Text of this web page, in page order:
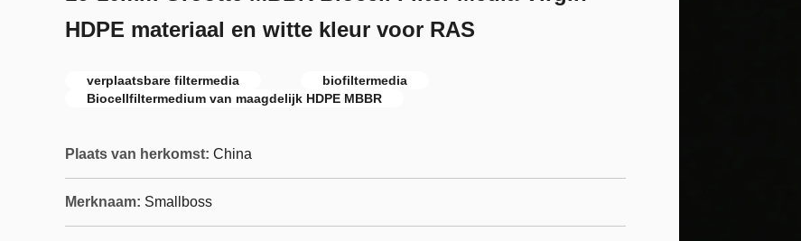
HDPE materiaal en witte kleur voor RAS
verplaatsbare filtermedia
biofiltermedia
Biocellfiltermedium van maagdelijk HDPE MBBR
Plaats van herkomst: China
Merknaam: Smallboss